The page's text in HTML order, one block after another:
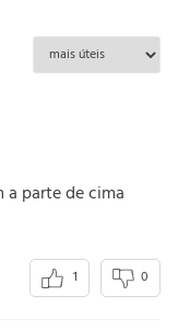
parte de cima
1 0